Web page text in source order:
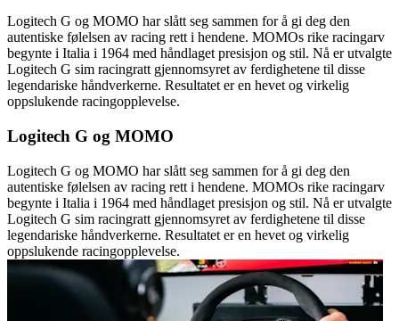
Logitech G og MOMO har slått seg sammen for å gi deg den
autentiske følelsen av racing rett i hendene. MOMOs rike racingarv
begynte i Italia i 1964 med håndlaget presisjon og stil. Nå er utvalgte
Logitech G sim racingratt gjennomsyret av ferdighetene til disse
legendariske håndverkerne. Resultatet er en hevet og virkelig
oppslukende racingopplevelse.
Logitech G og MOMO
Logitech G og MOMO har slått seg sammen for å gi deg den
autentiske følelsen av racing rett i hendene. MOMOs rike racingarv
begynte i Italia i 1964 med håndlaget presisjon og stil. Nå er utvalgte
Logitech G sim racingratt gjennomsyret av ferdighetene til disse
legendariske håndverkerne. Resultatet er en hevet og virkelig
oppslukende racingopplevelse.